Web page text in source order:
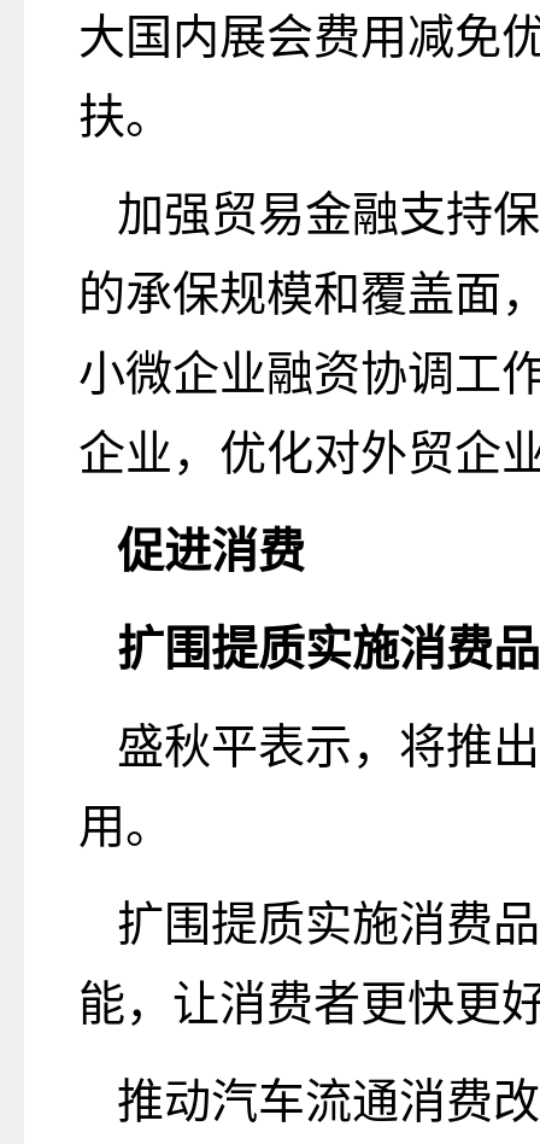
大国内展会费用减免
扶。
加强贸易金融支持
的承保规模和覆盖面
小微企业融资协调工
企业，优化对外贸企
促进消费
扩围提质实施消费
盛秋平表示，将推
用。
扩围提质实施消费
能，让消费者更快更
推动汽车流通消费